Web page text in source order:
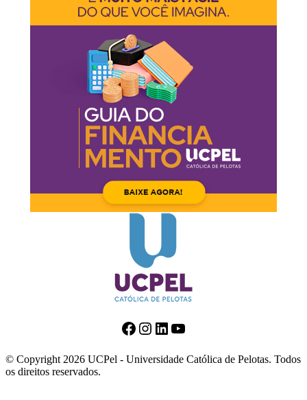
Facebook
Instagram
LinkedIn
Youtube
© Copyright 2026 UCPel - Universidade Católica de Pelotas. Todos
os direitos reservados.